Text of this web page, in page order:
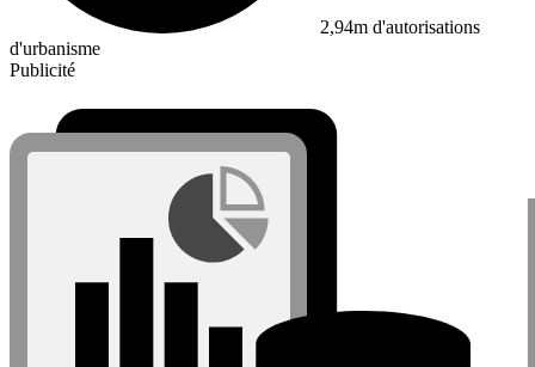
2,94m d'autorisations
d'urbanisme
Publicité